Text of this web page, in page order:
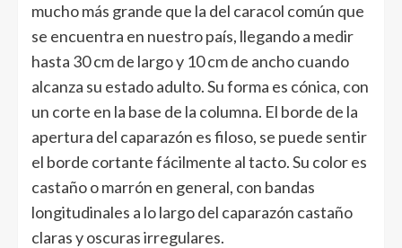
mucho más grande que la del caracol común que
se encuentra en nuestro país, llegando a medir
hasta 30 cm de largo y 10 cm de ancho cuando
alcanza su estado adulto. Su forma es cónica, con
un corte en la base de la columna. El borde de la
apertura del caparazón es filoso, se puede sentir
el borde cortante fácilmente al tacto. Su color es
castaño o marrón en general, con bandas
longitudinales a lo largo del caparazón castaño
claras y oscuras irregulares.